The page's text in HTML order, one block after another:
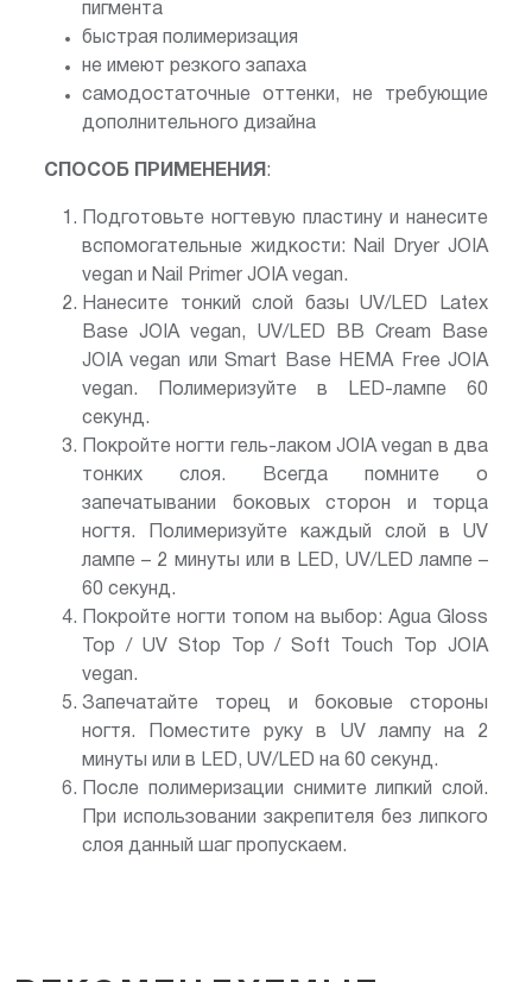
пигмента
быстрая полимеризация
не имеют резкого запаха
самодостаточные оттенки, не требующие
дополнительного дизайна
СПОСОБ ПРИМЕНЕНИЯ :
Подготовьте ногтевую пластину и нанесите
вспомогательные жидкости: Nail Dryer JOIA
vegan и Nail Primer JOIA vegan.
Нанесите тонкий слой базы UV/LED Latex
Base JOIA vegan, UV/LED BB Cream Base
JOIA vegan или Smart Base HEMA Free JOIA
vegan. Полимеризуйте в LED-лампе 60
секунд.
Покройте ногти гель-лаком JOIA vegan в два
тонких слоя. Всегда помните о
запечатывании боковых сторон и торца
ногтя. Полимеризуйте каждый слой в UV
лампе – 2 минуты или в LED, UV/LED лампе –
60 секунд.
Покройте ногти топом на выбор: Agua Gloss
Top / UV Stop Top / Soft Touch Top JOIA
vegan.
Запечатайте торец и боковые стороны
ногтя. Поместите руку в UV лампу на 2
минуты или в LED, UV/LED на 60 секунд.
После полимеризации снимите липкий слой.
При использовании закрепителя без липкого
слоя данный шаг пропускаем.